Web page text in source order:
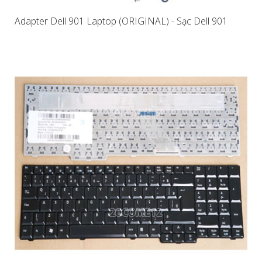
Adapter Dell 901 Laptop (ORIGINAL) - Sạc Dell 901